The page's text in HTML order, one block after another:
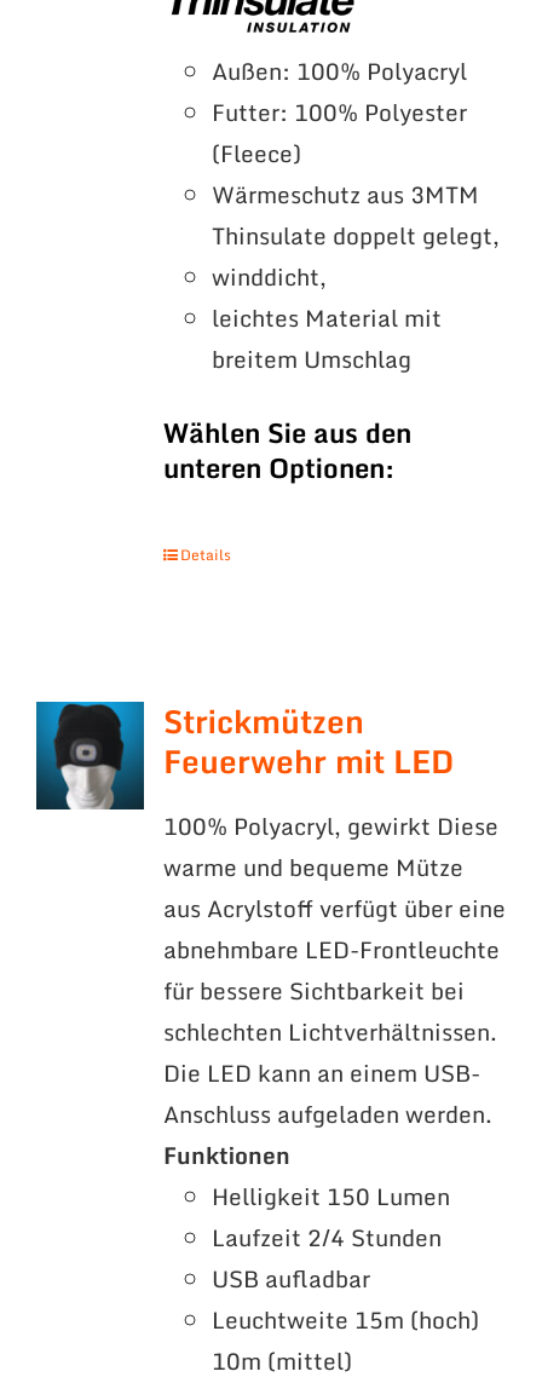
Außen: 100% Polyacryl
Futter: 100% Polyester
(Fleece)
Wärmeschutz aus 3MTM
Thinsulate doppelt gelegt,
winddicht,
leichtes Material mit
breitem Umschlag
Wählen Sie aus den
unteren Optionen:
Details
Strickmützen
Feuerwehr mit LED
100% Polyacryl, gewirkt Diese
warme und bequeme Mütze
aus Acrylstoff verfügt über eine
abnehmbare LED-Frontleuchte
für bessere Sichtbarkeit bei
schlechten Lichtverhältnissen.
Die LED kann an einem USB-
Anschluss aufgeladen werden.
Funktionen
Helligkeit 150 Lumen
Laufzeit 2/4 Stunden
USB aufladbar
Leuchtweite 15m (hoch)
10m (mittel)